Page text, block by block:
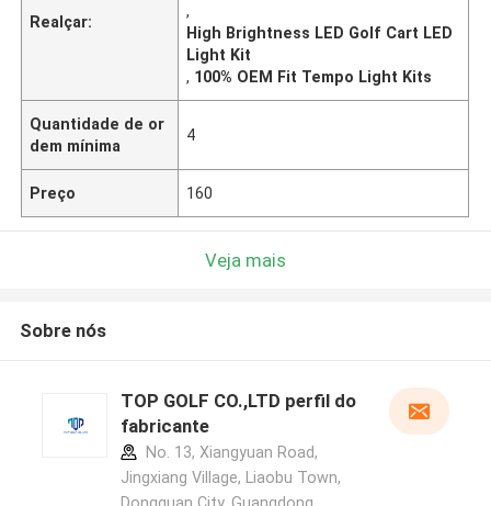
Realçar:
,
High Brightness LED Golf Cart LED
Light Kit
, 100% OEM Fit Tempo Light Kits
Quantidade de or
dem mínima
4
Preço 160
Veja mais
Sobre nós
TOP GOLF CO.,LTD perfil do
fabricante
No. 13, Xiangyuan Road,
Jingxiang Village, Liaobu Town,